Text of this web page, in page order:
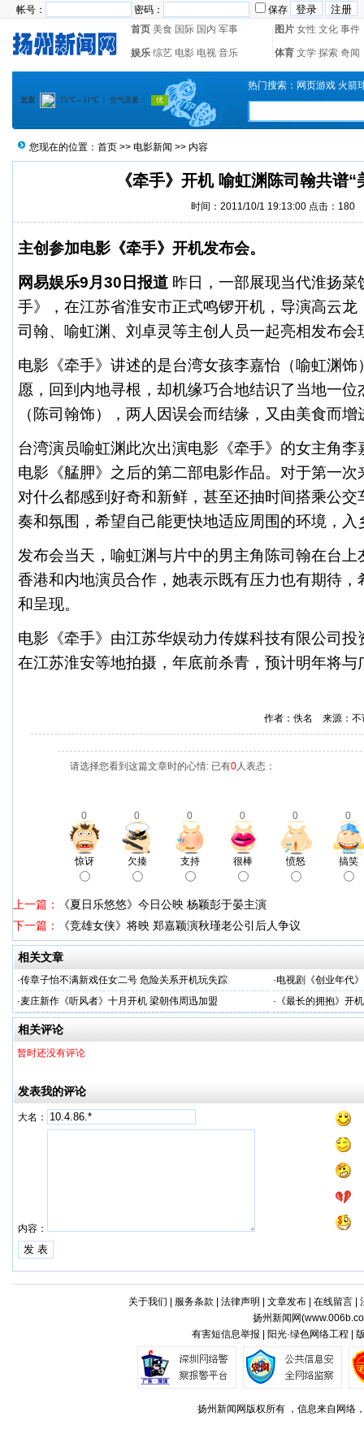
帐号： 密码：
保存
首页 美食 国际 国内 军事 图片 女性 文化 事件
娱乐 综艺 电影 电视 音乐 体育 文学 探索 奇闻
热门搜索： 网页游戏 火箭
您现在的位置： 首页 >> 电影新闻 >> 内容
《牵手》开机 喻虹渊陈司翰共谱“
时间：2011/10/1 19:13:00 点击： 180
主创参加电影《牵手》开机发布会。
网易娱乐9月30日报道 昨日，一部展现当代淮扬
手》，在江苏省淮安市正式鸣锣开机，导演高云龙
司翰、喻虹渊、刘卓灵等主创人员一起亮相发布会
电影《牵手》讲述的是台湾女孩李嘉怡（喻虹渊饰
愿，回到内地寻根，却机缘巧合地结识了当地一位
（陈司翰饰），两人因误会而结缘，又由美食而增
台湾演员喻虹渊此次出演电影《牵手》的女主角
电影《艋胛》之后的第二部电影作品。对于第一
对什么都感到好奇和新鲜，甚至还抽时间搭乘公交
奏和氛围，希望自己能更快地适应周围的环境，入
发布会当天，喻虹渊与片中的男主角陈司翰在台
香港和内地演员合作，她表示既有压力也有期待，
和呈现。
电影《牵手》由江苏华娱动力传媒科技有限公司
在江苏淮安等地拍摄，年底前杀青，预计明年将与
作者：佚名 来源：
请选择您看到这篇文章时的心情: 已有0人表态：
0 0 0 0 0 0
惊讶 欠揍 支持 很棒 愤怒 搞笑
上一篇：
《夏日乐悠悠》今日公映 杨颖彭于晏主演
下一篇：
《竞雄女侠》将映 郑嘉颖演秋瑾老公引后人争议
相关文章
·传章子怡不满新戏任女二号 危险关系开机玩失踪 ·电视剧《创业年代
·麦庄新作《听风者》十月开机 梁朝伟周迅加盟 · 《最长的拥抱》开
相关评论
暂时还没有评论
发表我的评论
大名：
内容：
关于我们 服务条款 法律声明 文章发布| 在线留言|
扬州新闻网(
有害短信息举报 | 阳光·绿色网络工程 |
扬州新闻网版权所有 ，信息来自网络